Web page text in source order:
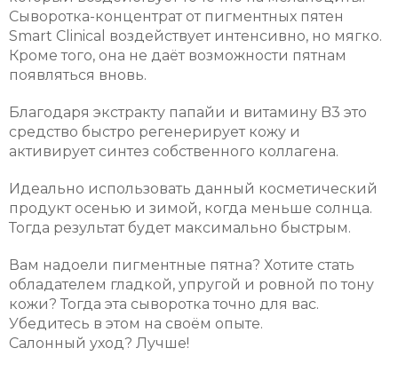
Сыворотка-концентрат от пигментных пятен
Smart Clinical воздействует интенсивно, но мягко.
Кроме того, она не даёт возможности пятнам
появляться вновь.
Благодаря экстракту папайи и витамину B3 это
средство быстро регенерирует кожу и
активирует синтез собственного коллагена.
Идеально использовать данный косметический
продукт осенью и зимой, когда меньше солнца.
Тогда результат будет максимально быстрым.
Вам надоели пигментные пятна? Хотите стать
обладателем гладкой, упругой и ровной по тону
кожи? Тогда эта сыворотка точно для вас.
Убедитесь в этом на своём опыте.
Салонный уход? Лучше!